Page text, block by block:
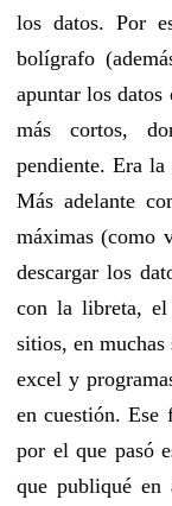
los datos. Por
bolígrafo
apuntar los
más cortos,
pendiente. Era
Más adelante
máximas (como
descargar los
con la libreta,
sitios, en muchas
excel y
en cuestión.
por el que pasó
que publiqué en